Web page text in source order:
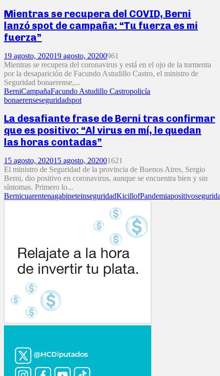
Mientras se recupera del COVID, Berni
lanzó spot de campaña: “Tu fuerza es mi
fuerza”
19 agosto, 202019 agosto, 20200961
Mientras se recupera del coronavirus y está en el ojo de la tormenta
por la desaparición de Facundo Astudillo Castro, el ministro de
Seguridad bonaerense,...
BerniCampañaFacundo Astudillo Castropolicía
bonaerenseseguridadspot
La desafiante frase de Berni tras confirmar
que es positivo: “Al virus en mí, le quedan
las horas contadas”
15 agosto, 202015 agosto, 202001621
El ministro de Seguridad de la provincia de Buenos Aires, Sergio
Berni, dio positivo en coronavirus, aunque se encuentra bien y sin
síntomas. Primero lo...
BernicuarentenagabineteinseguridadKicillofPandemiapositivo